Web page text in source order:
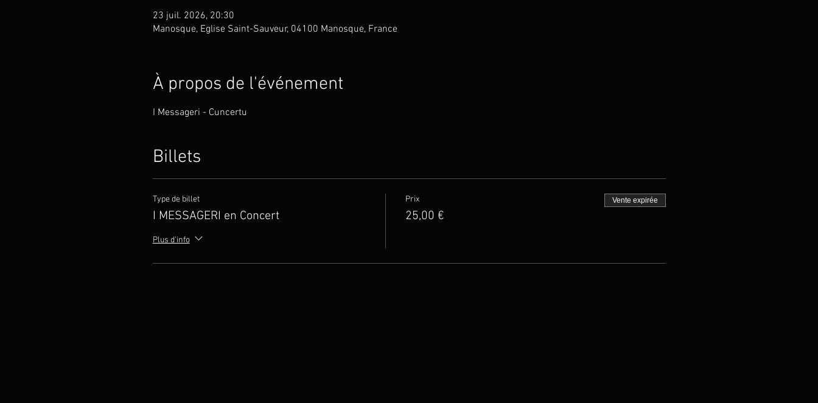
23 juil. 2026, 20:30
Manosque, Eglise Saint-Sauveur, 04100 Manosque, France
À propos de l'événement
I Messageri - Cuncertu
Billets
Type de billet
I MESSAGERI en Concert
Plus d'info
Prix
25,00 €
Vente expirée